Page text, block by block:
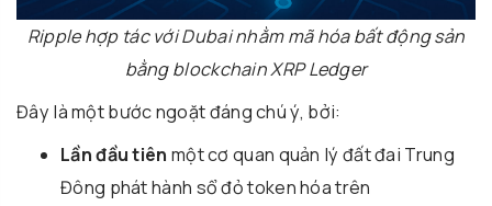
Ripple hợp tác với Dubai nhằm mã hóa bất động sản
bằng blockchain XRP Ledger
Đây là một bước ngoặt đáng chú ý, bởi:
Lần đầu tiên một cơ quan quản lý đất đai Trung
Đông phát hành sổ đỏ token hóa trên